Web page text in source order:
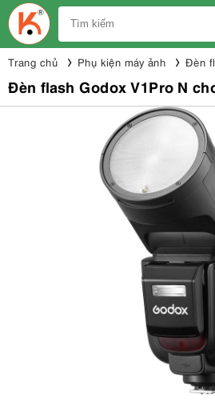
Trang chủ Phụ kiện máy ảnh Đèn
Đèn flash Godox V1Pro N